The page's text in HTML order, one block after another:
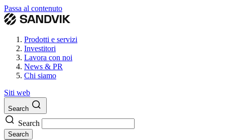
Passa al contenuto
Prodotti e servizi
Investitori
Lavora con noi
News & PR
Chi siamo
Siti web
Search
Search
Search